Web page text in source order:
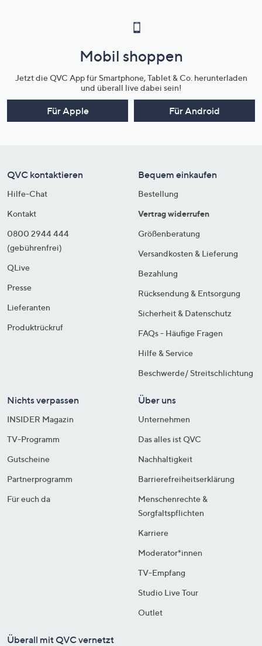
Mobil shoppen
Jetzt die QVC App für Smartphone, Tablet & Co. herunterladen
und überall live dabei sein!
Für Apple Für Android
QVC kontaktieren
Hilfe-Chat
Kontakt
0800 2944 444
(gebührenfrei)
QLive
Presse
Lieferanten
Produktrückruf
Bequem einkaufen
Bestellung
Vertrag widerrufen
Größenberatung
Versandkosten & Lieferung
Bezahlung
Rücksendung & Entsorgung
Sicherheit & Datenschutz
FAQs - Häufige Fragen
Hilfe & Service
Beschwerde/ Streitschlichtung
Nichts verpassen
INSIDER Magazin
TV-Programm
Gutscheine
Partnerprogramm
Für euch da
Über uns
Unternehmen
Das alles ist QVC
Nachhaltigkeit
Barrierefreiheitserklärung
Menschenrechte &
Sorgfaltspflichten
Karriere
Moderator*innen
TV-Empfang
Studio Live Tour
Outlet
Überall mit QVC vernetzt